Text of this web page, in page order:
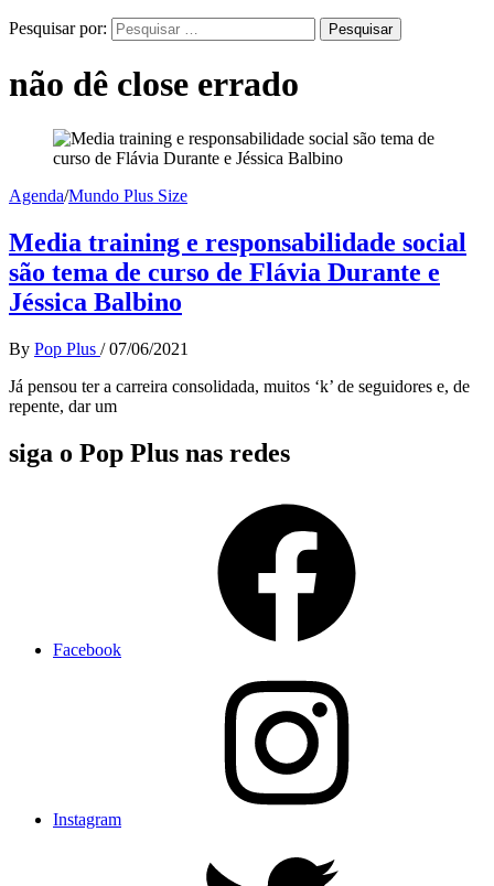
Pesquisar por:
não dê close errado
Agenda/Mundo Plus Size
Media training e responsabilidade social
são tema de curso de Flávia Durante e
Jéssica Balbino
By Pop Plus / 07/06/2021
Já pensou ter a carreira consolidada, muitos ‘k’ de seguidores e, de
repente, dar um
siga o Pop Plus nas redes
Facebook
Instagram